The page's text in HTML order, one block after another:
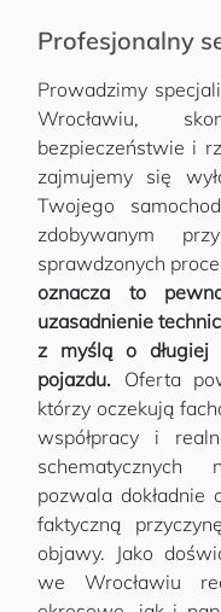
Profesjonalny
Prowadzimy
Wrocławiu,
bezpieczeństwie i
zajmujemy się
Twojego
zdobywanym
sprawdzonych
oznacza to
uzasadnienie
z myślą o długiej
pojazdu. Oferta
którzy oczekują
współpracy i
schematycznych
pozwala
faktyczną
objawy. Jako
we Wrocławiu